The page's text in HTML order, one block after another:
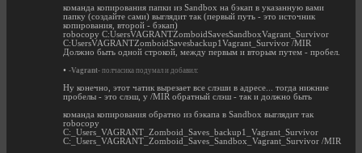
команда копирования папки из Sandbox на бэкап в указанную вами
папку (создайте сами) выглядит так (первый путь - это источник
копирования, второй - бэкап)
robocopy C:UsersVAGRANTZomboidSavesSandboxVagrant_Survivor
C:UsersVAGRANTZomboidSavesbackup1Vagrant_Survivor /MIR
Должно быть одной строкой, между первым и вторым путем - пробел.
• -Vagrant- полчасика подумал и добавил:
Ну конечно, этот чатик вырезает все слэши в адресе... тогда нижние
пробелы - это слэш, у /MIR обратный слэш - так и должно быть
команда копирования обратно из бэкапа в Sandbox выглядит так
robocopy
C:_Users_VAGRANT_Zomboid_Saves_backup1_Vagrant_Survivor
C:_Users_VAGRANT_Zomboid_Saves_Sandbox_Vagrant_Survivor /MIR